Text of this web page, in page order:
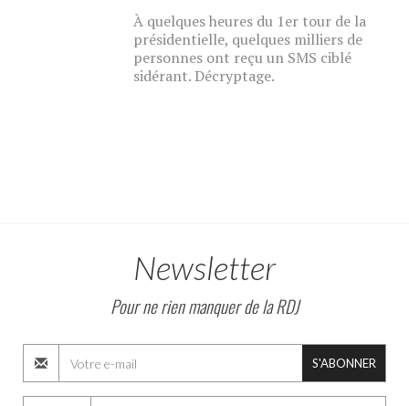
À quelques heures du 1er tour de la
présidentielle, quelques milliers de
personnes ont reçu un SMS ciblé
sidérant. Décryptage.
Newsletter
Pour ne rien manquer de la RDJ
S'ABONNER